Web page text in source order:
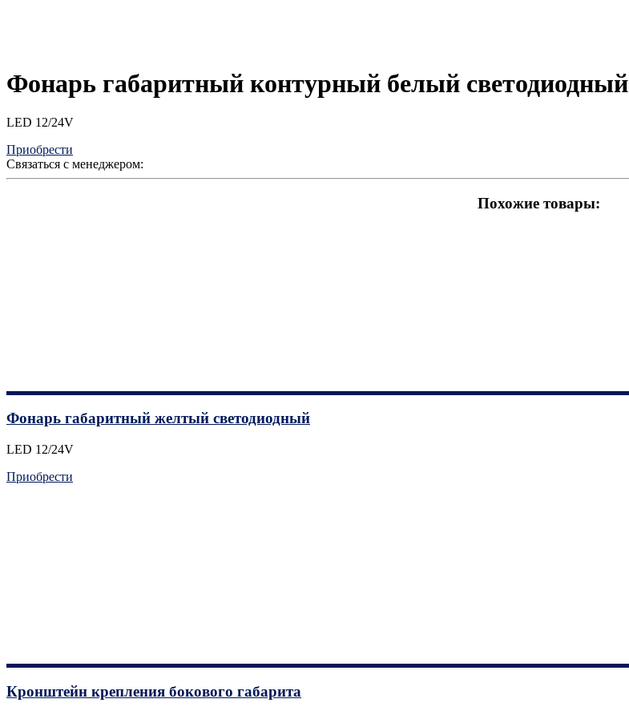
Фонарь габаритный контурный белый светодиодный
LED 12/24V
Приобрести
Связаться с менеджером:
Похожие товары:
Фонарь габаритный желтый светодиодный
LED 12/24V
Приобрести
Кронштейн крепления бокового габарита